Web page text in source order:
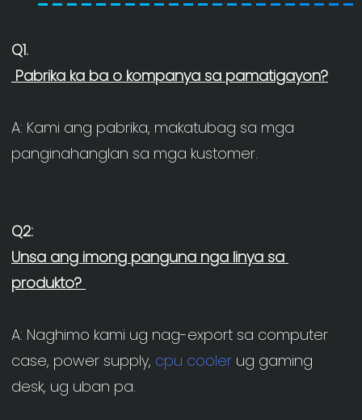
A: Kami ang pabrika, makatubag sa mga
Unsa ang imong panguna nga linya sa
A: Naghimo kami ug nag-export sa computer
case, power supply, cpu cooler ug gaming